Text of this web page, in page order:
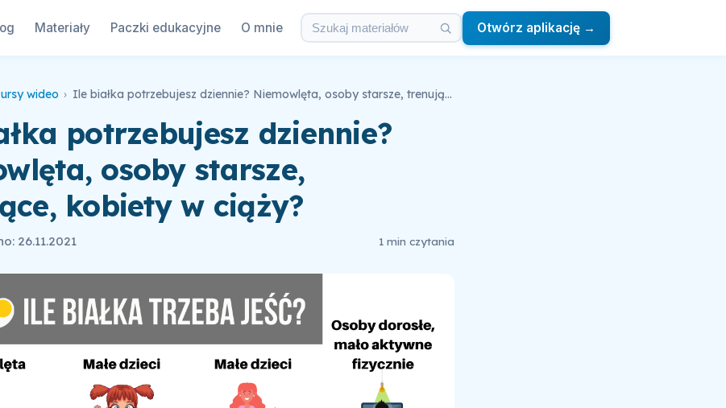
Materiały Paczki edukacyjne O mnie Otwórz aplikację →
wideo › Ile białka potrzebujesz dziennie? Niemowlęta, osoby starsze, trenujące, kobiety w ciąży?
potrzebujesz dziennie?
osoby starsze,
kobiety w ciąży?
26.11.2021 1 min czytania